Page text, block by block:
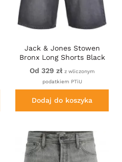
Jack & Jones Stowen
Bronx Long Shorts Black
Od 329 zł z wliczonym
podatkiem PTiU
Dodaj do koszyka